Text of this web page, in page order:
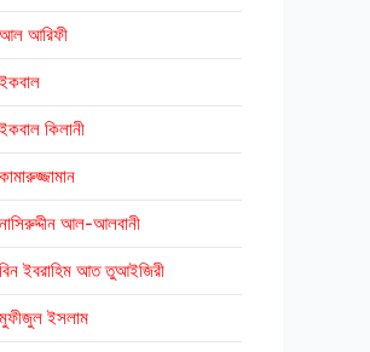
আল আরিফী
কিলানী
আল-আলবানী
বিন ইবরাহিম আত তুআইজিরী
মুফীজুল ইসলাম